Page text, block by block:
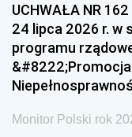
UCHWAŁA NR
24 lipca 2026 r. w
programu
Monitor Polski rok